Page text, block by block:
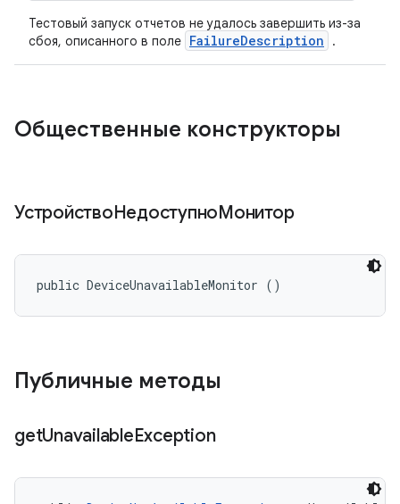
Тестовый запуск отчетов не удалось завершить из-за
сбоя, описанного в поле FailureDescription .
Общественные конструкторы
УстройствоНедоступноМонитор
public DeviceUnavailableMonitor ()
Публичные методы
getUnavailableException